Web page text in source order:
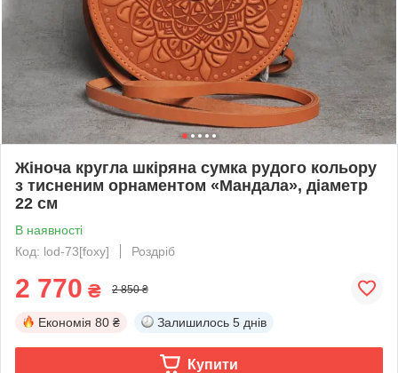
Жіноча кругла шкіряна сумка рудого кольору
з тисненим орнаментом «Мандала», діаметр
22 см
В наявності
Код: lod-73[foxy]
Роздріб
2 770 ₴ 2 850 ₴
Економія 80 ₴ Залишилось 5 днів
Купити